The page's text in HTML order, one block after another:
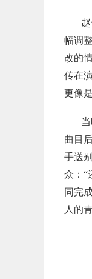
幅调
改的
传在
更像
曲目
手送
众：“
同完
人的